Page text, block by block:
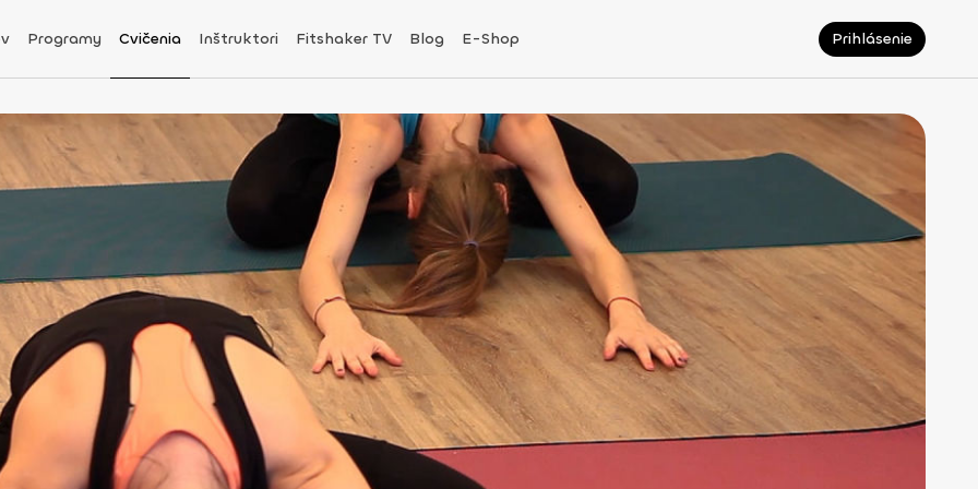
Programy Cvičenia Inštruktori Fitshaker TV Blog E-Shop Prihlásenie